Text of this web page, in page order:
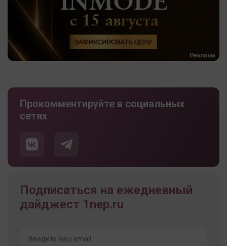
Прокомментируйте в социальных
сетях
Подписаться на ежедневный
дайджест 1nep.ru